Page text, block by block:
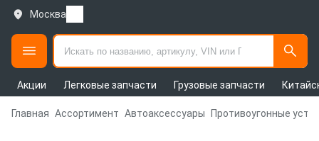
Москва
Акции Легковые запчасти Грузовые запчасти
Главная Ассортимент Автоаксессуары Противоугонные